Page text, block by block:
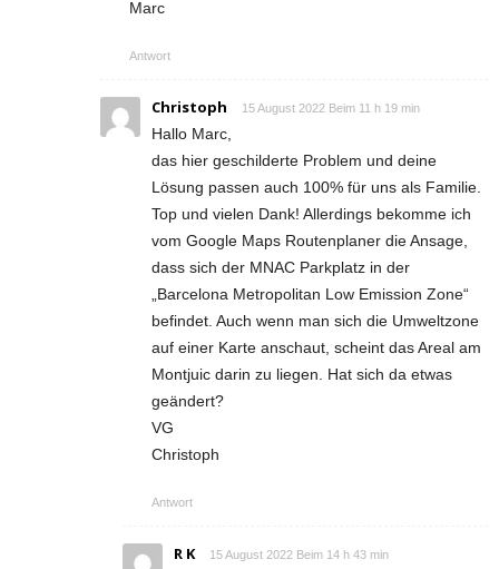
Marc
Antwort
Christoph 15 August 2022 Beim 11 h 19 min
Hallo Marc,
das hier geschilderte Problem und deine
Lösung passen auch 100% für uns als Familie.
Top und vielen Dank! Allerdings bekomme ich
vom Google Maps Routenplaner die Ansage,
dass sich der MNAC Parkplatz in der
„Barcelona Metropolitan Low Emission Zone“
befindet. Auch wenn man sich die Umweltzone
auf einer Karte anschaut, scheint das Areal am
Montjuic darin zu liegen. Hat sich da etwas
geändert?
VG
Christoph
Antwort
R K 15 August 2022 Beim 14 h 43 min